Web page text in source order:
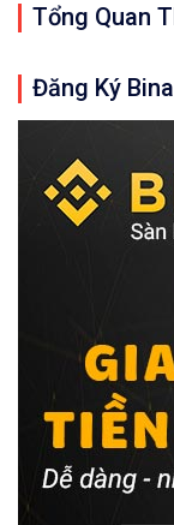
Tổng Quan
Đăng Ký